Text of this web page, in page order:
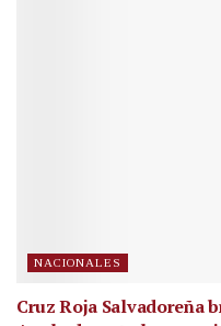
NACIONALES
Cruz Roja Salvadoreña